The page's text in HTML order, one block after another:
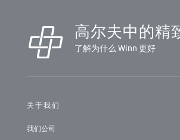
高尔夫中的精
了解为什么 Winn 更好
关于我们
我们公司